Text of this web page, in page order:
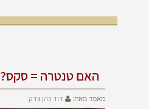
האם טנטרה = סקס?
מאמר מאת: דוד כהן צדק